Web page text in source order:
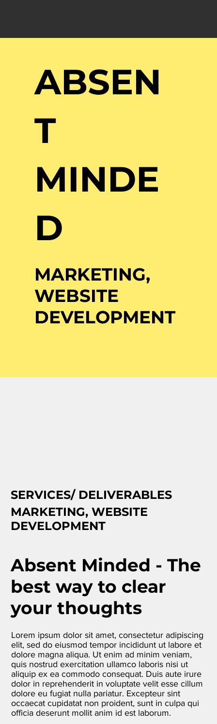
ABSEN
T
MINDE
D
MARKETING,
WEBSITE
DEVELOPMENT
MARKETING, WEBSITE
DEVELOPMENT
SERVICES/ DELIVERABLES
Absent Minded - The
best way to clear
your thoughts
Lorem ipsum dolor sit amet, consectetur adipiscing
elit, sed do eiusmod tempor incididunt ut labore et
dolore magna aliqua. Ut enim ad minim veniam,
quis nostrud exercitation ullamco laboris nisi ut
aliquip ex ea commodo consequat. Duis aute irure
dolor in reprehenderit in voluptate velit esse cillum
dolore eu fugiat nulla pariatur. Excepteur sint
occaecat cupidatat non proident, sunt in culpa qui
officia deserunt mollit anim id est laborum.